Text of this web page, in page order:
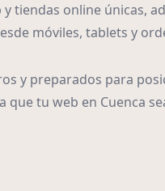
tiendas online únicas,
móviles, tablets y
y preparados para
que tu web en Cuenca